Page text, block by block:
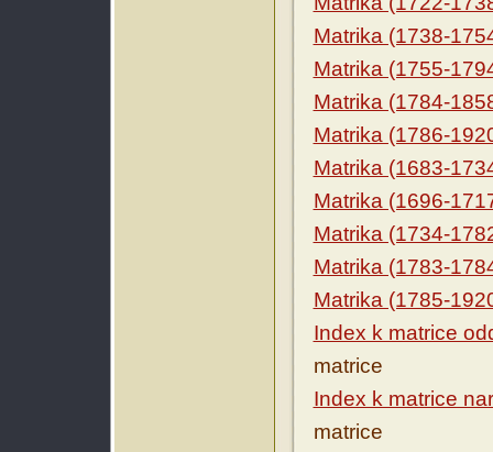
Matrika (1738-
Matrika (1755-
Matrika (1784-
Matrika (1786-
Matrika (1683-
Matrika (1696-
Matrika (1734-
Matrika (1783-
Matrika (1785-
Index k matrice
matrice
Index k matrice
matrice